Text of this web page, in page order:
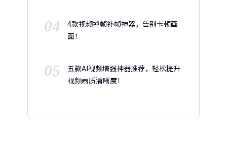
04
4款视频掉帧补帧神器，告别卡顿画
面！
05
五款AI视频增强神器推荐，轻松提升
视频画质清晰度！